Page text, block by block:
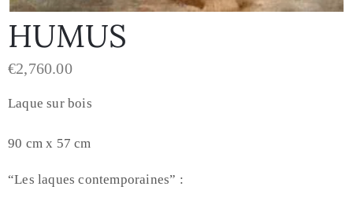
HUMUS
€2,760.00
Laque sur bois
90 cm x 57 cm
“Les laques contemporaines” :